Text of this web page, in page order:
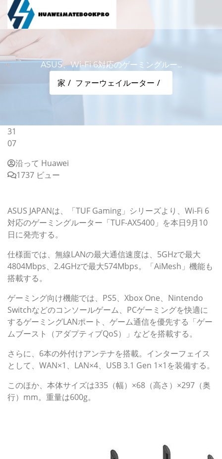
ASUS、Wi-Fi 6対応のゲーミングルー...
家 ファーウェイルーター
31
07
沿って Huawei
1737 ビュー
ASUS JAPANは、「TUF Gaming」シリーズより、Wi-Fi 6
対応のゲーミングルーター「TUF-AX5400」を本日9月10
日に発売する。
仕様面では、無線LANの最大通信速度は、5GHzで最大
4804Mbps、2.4GHzで最大574Mbps。「AiMesh」機能も
搭載する。
ゲーミング向け機能では、PS5、Xbox One、Nintendo
Switchなどのコンソールゲーム、PCゲーミングを快適に
するゲーミングLANポート、ゲーム通信を優先する「ゲー
ムブースト（アダプティブQoS）」などを搭載する。
さらに、6本の外付けアンテナを搭載。インターフェイス
として、WAN×1、LAN×4、USB 3.1 Gen 1×1を装備する。
このほか、本体サイズは335（幅）×68（高さ）×297（奥
行）mm。重量は600g。